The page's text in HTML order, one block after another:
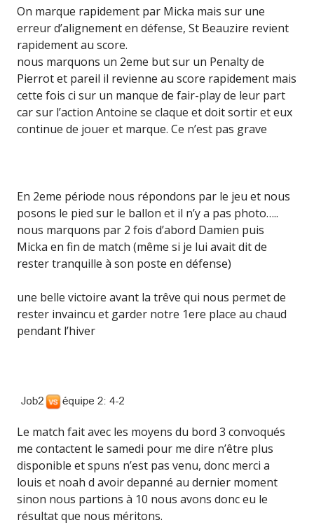
On marque rapidement par Micka mais sur une
erreur d’alignement en défense, St Beauzire revient
rapidement au score.
nous marquons un 2eme but sur un Penalty de
Pierrot et pareil il revienne au score rapidement mais
cette fois ci sur un manque de fair-play de leur part
car sur l’action Antoine se claque et doit sortir et eux
continue de jouer et marque. Ce n’est pas grave
En 2eme période nous répondons par le jeu et nous
posons le pied sur le ballon et il n’y a pas photo…..
nous marquons par 2 fois d’abord Damien puis
Micka en fin de match (même si je lui avait dit de
rester tranquille à son poste en défense)
une belle victoire avant la trêve qui nous permet de
rester invaincu et garder notre 1ere place au chaud
pendant l’hiver
Le match fait avec les moyens du bord 3 convoqués
me contactent le samedi pour me dire n’être plus
disponible et spuns n’est pas venu, donc merci a
louis et noah d avoir depanné au dernier moment
sinon nous partions à 10 nous avons donc eu le
résultat que nous méritons.